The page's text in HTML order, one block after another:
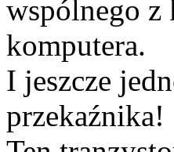
wspólnego z
komputera.
I jeszcze
przekaźnika!